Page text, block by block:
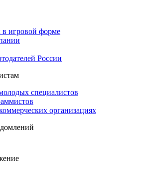
игровой форме
России
специалистов
организациях